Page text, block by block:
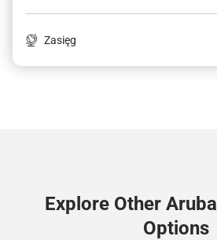
Zasięg
Explore Other Aruba
Options